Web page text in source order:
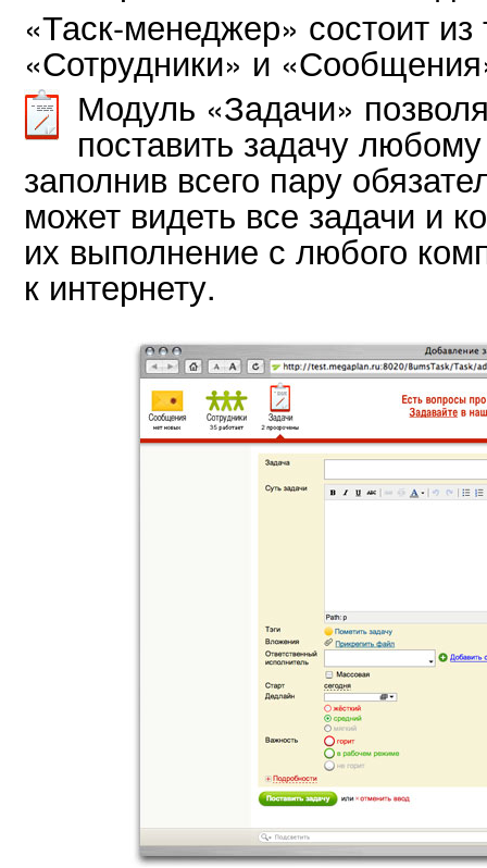
«Таск-менеджер» состоит
«Сотрудники» и
Модуль «Задачи»
поставить задачу
заполнив всего пару
может видеть все задачи и
их выполнение с любого
к интернету.